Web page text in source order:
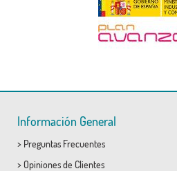
Información General
> Preguntas Frecuentes
> Opiniones de Clientes